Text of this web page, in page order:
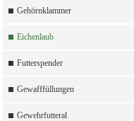
Gehörnklammer
Eichenlaub
Futterspender
Gewafffüllungen
Gewehrfutteral